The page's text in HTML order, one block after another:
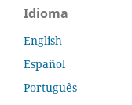
Idioma
English
Español
Português